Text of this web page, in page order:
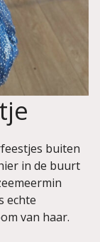
buiten
in de buurt
echte
van haar.